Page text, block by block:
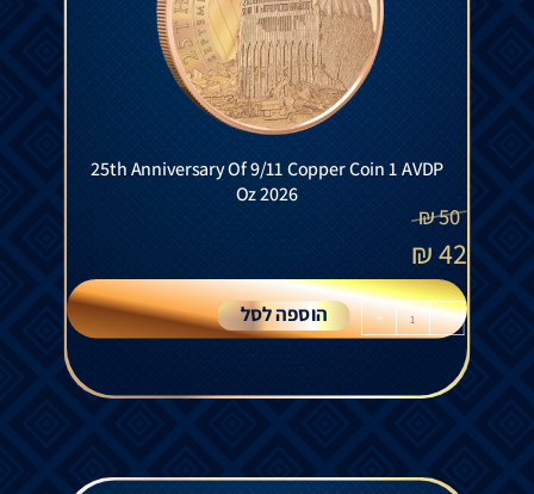
25th Anniversary Of 9/11 Copper Coin 1 AVDP
Oz 2026
50
₪
42
₪
-
+ הוספה לסל